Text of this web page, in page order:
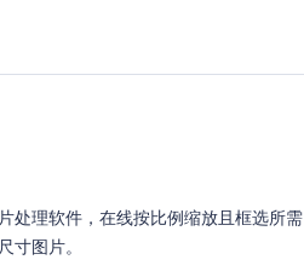
处理软件，在线按比例缩放且框选所需
寸图片。